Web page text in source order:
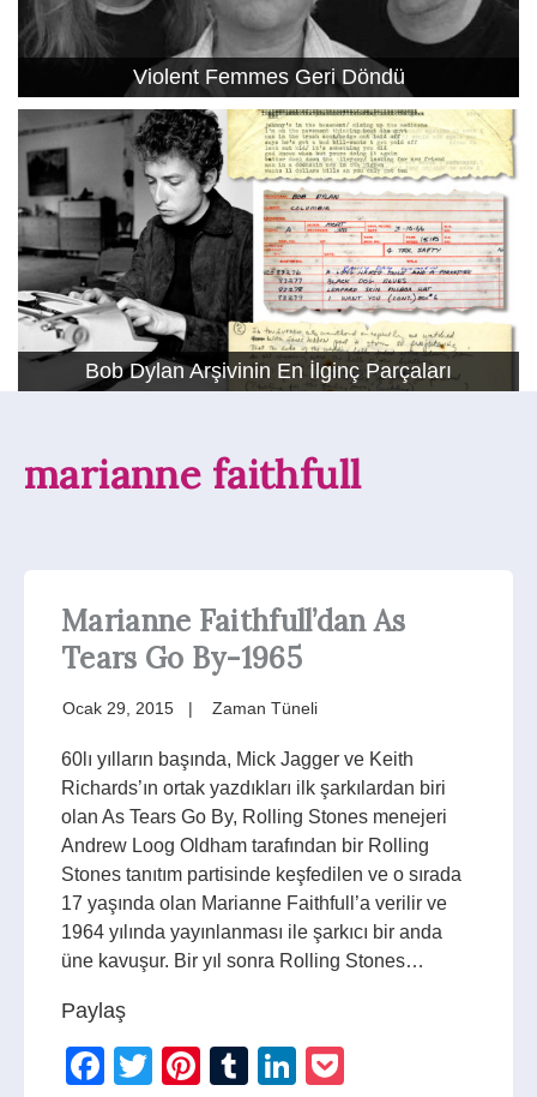
Violent Femmes Geri Döndü
Bob Dylan Arşivinin En İlginç Parçaları
marianne faithfull
Marianne Faithfull’dan As
Tears Go By-1965
Ocak 29, 2015 Zaman Tüneli
60lı yılların başında, Mick Jagger ve Keith
Richards’ın ortak yazdıkları ilk şarkılardan biri
olan As Tears Go By, Rolling Stones menejeri
Andrew Loog Oldham tarafından bir Rolling
Stones tanıtım partisinde keşfedilen ve o sırada
17 yaşında olan Marianne Faithfull’a verilir ve
1964 yılında yayınlanması ile şarkıcı bir anda
üne kavuşur. Bir yıl sonra Rolling Stones…
Paylaş
Facebook
TwitterPinterest
TumblrLinkedIn